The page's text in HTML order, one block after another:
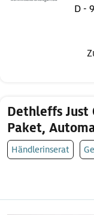
D -
Dethleffs Just
Paket,
Händlerinserat